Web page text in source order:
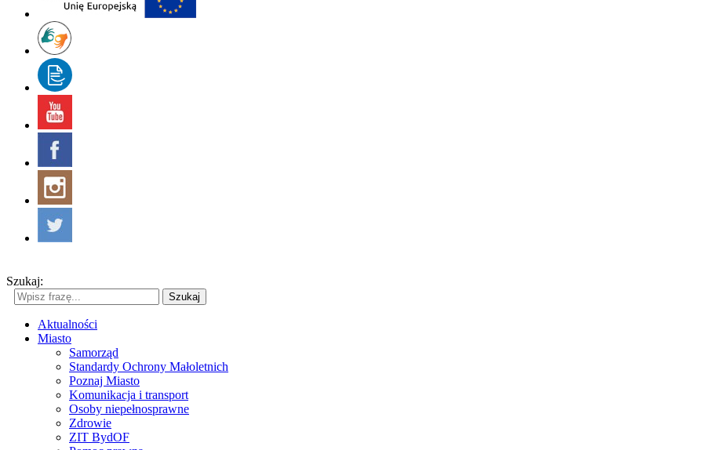
Szukaj:
Szukaj
Aktualności
Miasto
Samorząd
Standardy Ochrony Małoletnich
Poznaj Miasto
Komunikacja i transport
Osoby niepełnosprawne
Zdrowie
ZIT BydOF